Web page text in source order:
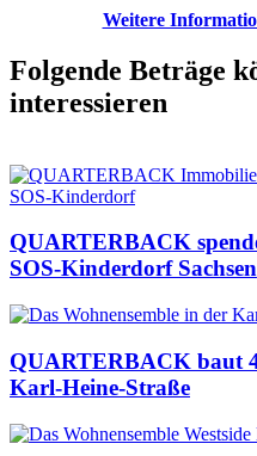
Weitere
Folgende Beträge
interessieren
QUARTERBACK
SOS-Kinderdorf Sachsen
QUARTERBACK baut
Karl-Heine-Straße